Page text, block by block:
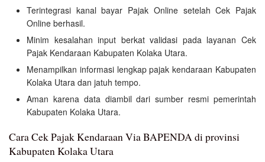
Terintegrasi kanal bayar Pajak Online setelah Cek Pajak
Online berhasil.
Minim kesalahan input berkat validasi pada layanan Cek
Pajak Kendaraan Kabupaten Kolaka Utara.
Menampilkan informasi lengkap pajak kendaraan Kabupaten
Kolaka Utara dan jatuh tempo.
Aman karena data diambil dari sumber resmi pemerintah
Kabupaten Kolaka Utara.
Cara Cek Pajak Kendaraan Via BAPENDA di provinsi
Kabupaten Kolaka Utara